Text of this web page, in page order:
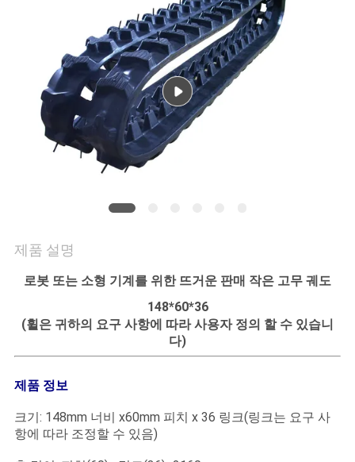
요
청
다
NEWS
사
제품 설명
로봇 또는 소형 기계를 위한 뜨거운 판매 작은 고무 궤도
148*60*36
(휠은 귀하의 요구 사항에 따라 사용자 정의 할 수 있습니
다)
제품 정보
크기: 148mm 너비 x60mm 피치 x 36 링크(링크는 요구 사
항에 따라 조정할 수 있음)